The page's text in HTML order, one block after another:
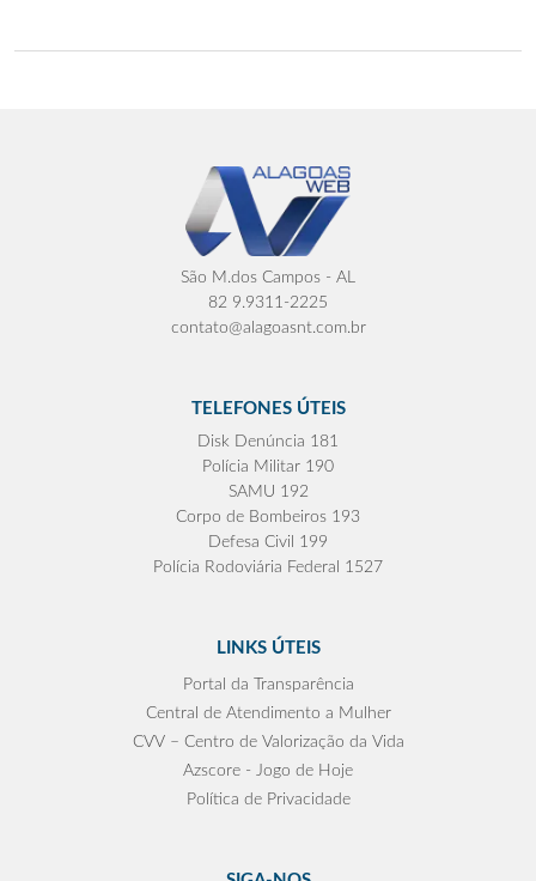
São M.dos Campos - AL
82 9.9311-2225
contato@alagoasnt.com.br
TELEFONES ÚTEIS
Disk Denúncia 181
Polícia Militar 190
SAMU 192
Corpo de Bombeiros 193
Defesa Civil 199
Polícia Rodoviária Federal 1527
LINKS ÚTEIS
Portal da Transparência
Central de Atendimento a Mulher
CVV – Centro de Valorização da Vida
Azscore - Jogo de Hoje
Política de Privacidade